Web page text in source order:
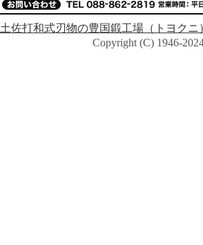
土佐打和式刃物の豊国鍛工場（トヨクニ
Copyright (C) 1946-